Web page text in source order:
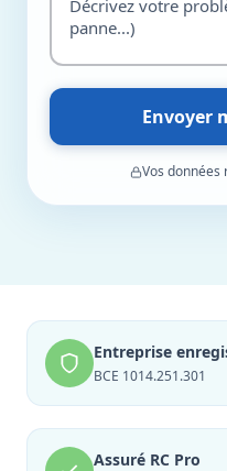
Envoyer
Vos
Entreprise
BCE 1014.251.301
Assuré RC Pro